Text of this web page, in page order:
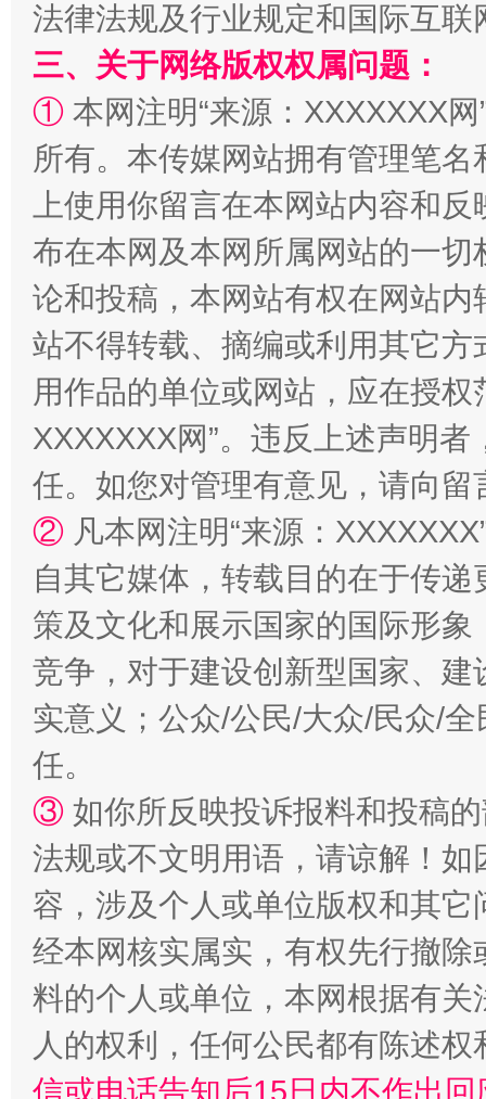
站台名比不上好声名
漫山遍野的桃花与雪山、麦地、白藏房 除
招工难、用工荒背后
法律法规及行业规定和国际互
三、关于网络版权权属问题：
① 本网注明“来源：XXXXXXX
所有。本传媒网站拥有管理笔
上使用你留言在本网站内容和
布在本网及本网所属网站的一
论和投稿，本网站有权在网站
站不得转载、摘编或利用其它
用作品的单位或网站，应在授
XXXXXXX网”。违反上述声明
任。如您对管理有意见，请向
② 凡本网注明“来源：
自其它媒体，转载目的在于传
策及文化和展示国家的国际形
竞争，对于建设创新型国家、
实意义；公众/公民/大众/民众/
任。
③ 如你所反映投诉报料和投稿
法规或不文明用语，请谅解！
容，涉及个人或单位版权和其它
经本网核实属实，有权先行撤
料的个人或单位，本网根据有
人的权利，任何公民都有陈述
信或电话告知后15日内不作出